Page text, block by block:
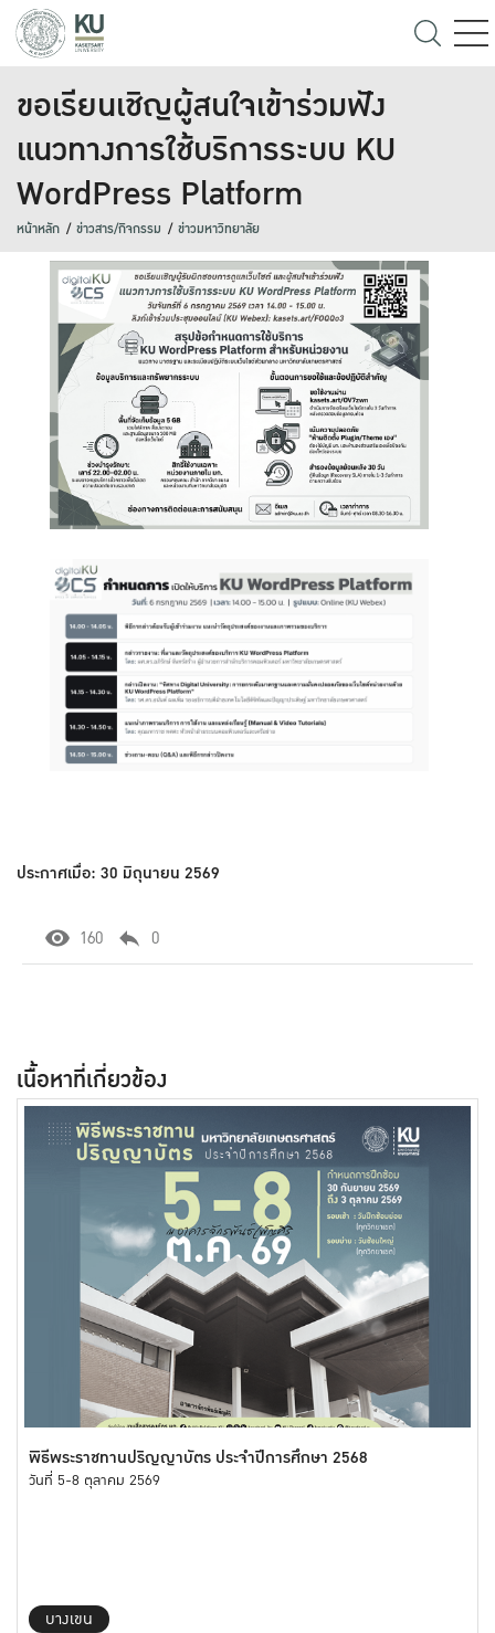
ขอเรียนเชิญผู้สนใจเข้าร่วมฟัง
แนวทางการใช้บริการระบบ KU
WordPress Platform
หน้าหลัก ข่าวสาร/กิจกรรม ข่าวมหาวิทยาลัย
ประกาศเมื่อ: 30 มิถุนายน 2569
160 0
เนื้อหาที่เกี่ยวข้อง
พิธีพระราชทานปริญญาบัตร ประจำปีการศึกษา 2568
วันที่ 5-8 ตุลาคม 2569
บางเขน